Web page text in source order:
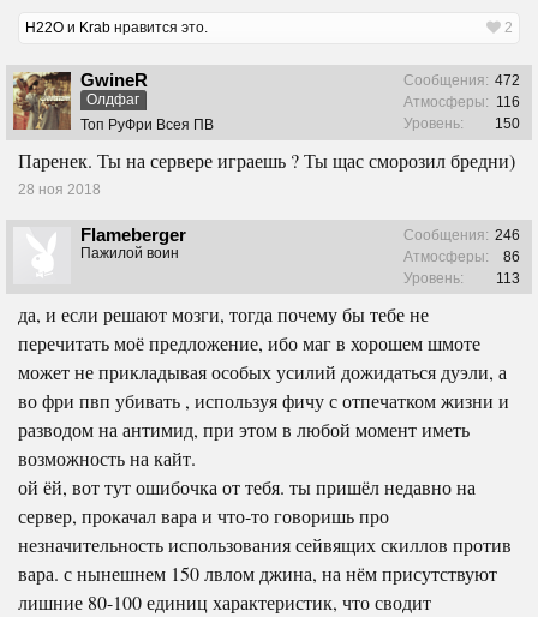
H22O и Krab нравится это. 2
GwineR
Олдфаг
Топ РуФри Всея ПВ
Сообщения: 472
Атмосферы: 116
Уровень:
150
Паренек. Ты на сервере играешь ? Ты щас сморозил бредни)
28 ноя 2018
Flameberger
Пажилой воин
Сообщения: 246
Атмосферы:
86
Уровень:
113
да, и если решают мозги, тогда почему бы тебе не
перечитать моё предложение, ибо маг в хорошем шмоте
может не прикладывая особых усилий дожидаться дуэли, а
во фри пвп убивать , используя фичу с отпечатком жизни и
разводом на антимид, при этом в любой момент иметь
возможность на кайт.
ой ёй, вот тут ошибочка от тебя. ты пришёл недавно на
сервер, прокачал вара и что-то говоришь про
незначительность использования сейвящих скиллов против
вара. с нынешнем 150 лвлом джина, на нём присутствуют
лишние 80-100 единиц характеристик, что сводит